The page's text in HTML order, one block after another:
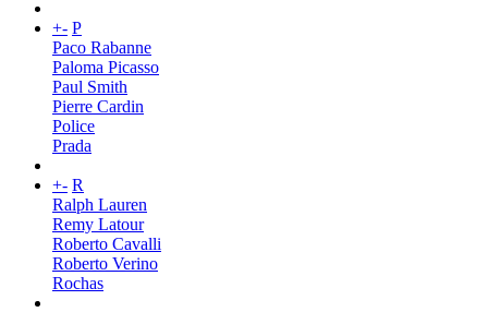
+- P
Paco Rabanne
Paloma Picasso
Paul Smith
Pierre Cardin
Police
Prada
+- R
Ralph Lauren
Remy Latour
Roberto Cavalli
Roberto Verino
Rochas